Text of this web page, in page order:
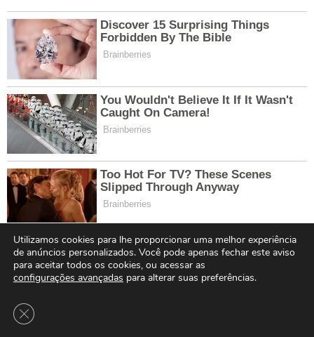
Utilizamos cookies para lhe proporcionar uma melhor experiência
de anúncios personalizados. Você pode apenas fechar este aviso
para aceitar todos os cookies, ou acessar as
configurações avançadas para alterar suas preferências.
Close GDPR Cookie Banner